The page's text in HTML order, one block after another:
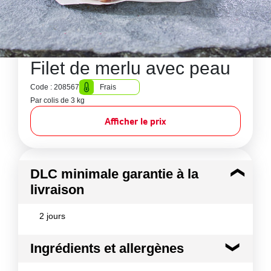
Filet de merlu avec peau
Code : 208567
Frais
Par colis de 3 kg
Afficher le prix
DLC minimale garantie à la
livraison
2 jours
Ingrédients et allergènes